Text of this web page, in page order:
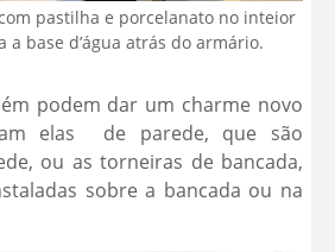
pastilha e porcelanato no inteior
a base d’água atrás do armário.
podem dar um charme novo
elas de parede, que são
ou as torneiras de bancada,
sobre a bancada ou na